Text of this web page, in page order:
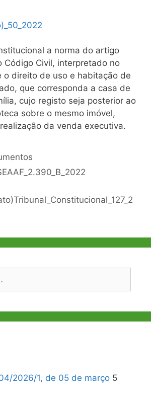
a norma do artigo
Código Civil, interpretado no
o direito de uso e habitação de
que corresponda a casa de
cujo registo seja posterior ao
sobre o mesmo imóvel,
da venda executiva.
2026/1, de 05 de março 5